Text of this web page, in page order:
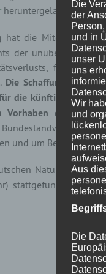
heruntergeladen
hat die
der
für
Die Schaffung eines
die künftige
der neuen
und um Beachtung
stattgefunden. Die
Die
der
und in
unser
uns
Wir
und
Aus
Die